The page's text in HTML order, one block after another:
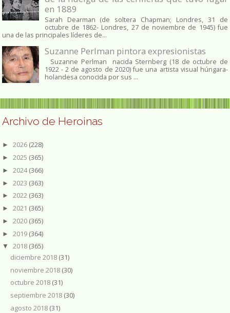
en 1889
Sarah Dearman (de soltera Chapman; Londres, 31 de
octubre de 1862​- Londres, 27 de noviembre de 1945)​ fue
una de las principales líderes de...
Suzanne Perlman pintora expresionistas
Suzanne Perlman nacida Sternberg (18 de octubre de
1922 - 2 de agosto de 2020) fue una artista visual húngara-
holandesa conocida por sus ...
Archivo de Heroinas
► 2026 (228)
► 2025 (365)
► 2024(366)
► 2023 (363)
► 2022 (363)
► 2021 (365)
► 2020 (365)
► 2019 (364)
▼ 2018 (365)
diciembre 2018 (31)
noviembre 2018 (30)
octubre 2018 (31)
septiembre 2018 (30)
agosto 2018 (31)